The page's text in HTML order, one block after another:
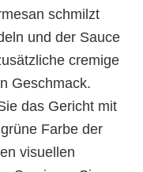
schmilzt
und der Sauce
cremige
Geschmack.
das Gericht mit
Farbe der
visuellen